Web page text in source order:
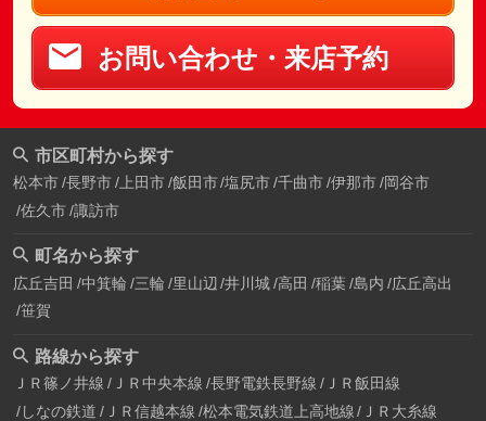
お問い合わせ・来店予約
市区町村から探す
松本市 長野市 上田市 飯田市 塩尻市 千曲市 伊那市 岡谷市
佐久市 諏訪市
町名から探す
広丘吉田 中箕輪 三輪 里山辺 井川城 高田 稲葉 島内 広丘高出
笹賀
路線から探す
ＪＲ篠ノ井線 ＪＲ中央本線 長野電鉄長野線 ＪＲ飯田線
しなの鉄道 ＪＲ信越本線 松本電気鉄道上高地線
ＪＲ大糸線